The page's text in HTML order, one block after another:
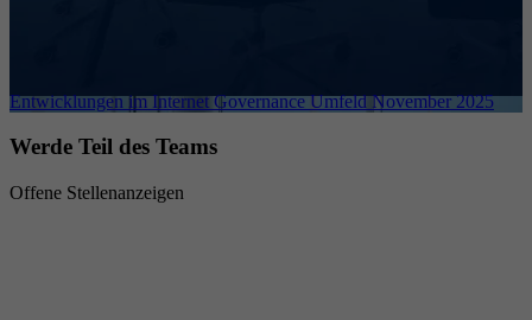
Entwicklungen im Internet Governance Umfeld November 2025
Werde Teil des Teams
Offene Stellenanzeigen